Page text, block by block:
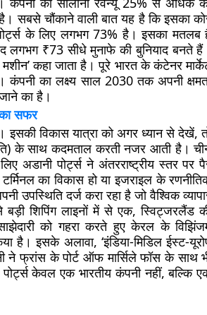
चौंकाने वाली बात यह है कि इसका
के लिए लगभग 73% है। इसका मतलब
लगभग ₹73 सीधे मुनाफे की बुनियाद बनते
कहा जाता है। पूरे भारत के कंटेनर
कंपनी का लक्ष्य साल 2030 तक अपनी
का है।
सफर
इसकी विकास यात्रा को अगर ध्यान से देखें,
के साथ कदमताल करती नजर आती है।
अडानी पोर्ट्स ने अंतरराष्ट्रीय स्तर पर
का विकास हो या इजराइल के
उपस्थिति दर्ज करा रहा है जो वैश्विक
शिपिंग लाइनों में से एक, स्विट्जरलैंड
को गहरा करते हुए केरल के
है। इसके अलावा, ‘इंडिया-मिडिल ईस्ट-
ने फ्रांस के पोर्ट ऑफ मार्सिले फॉस के साथ
केवल एक भारतीय कंपनी नहीं, बल्कि